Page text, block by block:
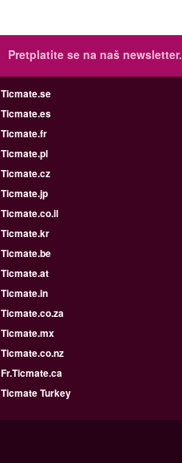
Pretplatite se na naš newsletter.
Ticmate.se
Ticmate.es
Ticmate.fr
Ticmate.pl
Ticmate.cz
Ticmate.jp
Ticmate.co.il
Ticmate.kr
Ticmate.be
Ticmate.at
Ticmate.in
Ticmate.co.za
Ticmate.mx
Ticmate.co.nz
Fr.Ticmate.ca
Ticmate Turkey